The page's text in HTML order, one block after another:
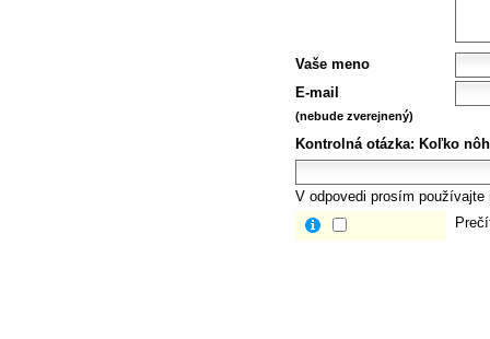
Vaše meno
E-mail
(nebude zverejnený)
Kontrolná otázka: Koľko
V odpovedi prosím